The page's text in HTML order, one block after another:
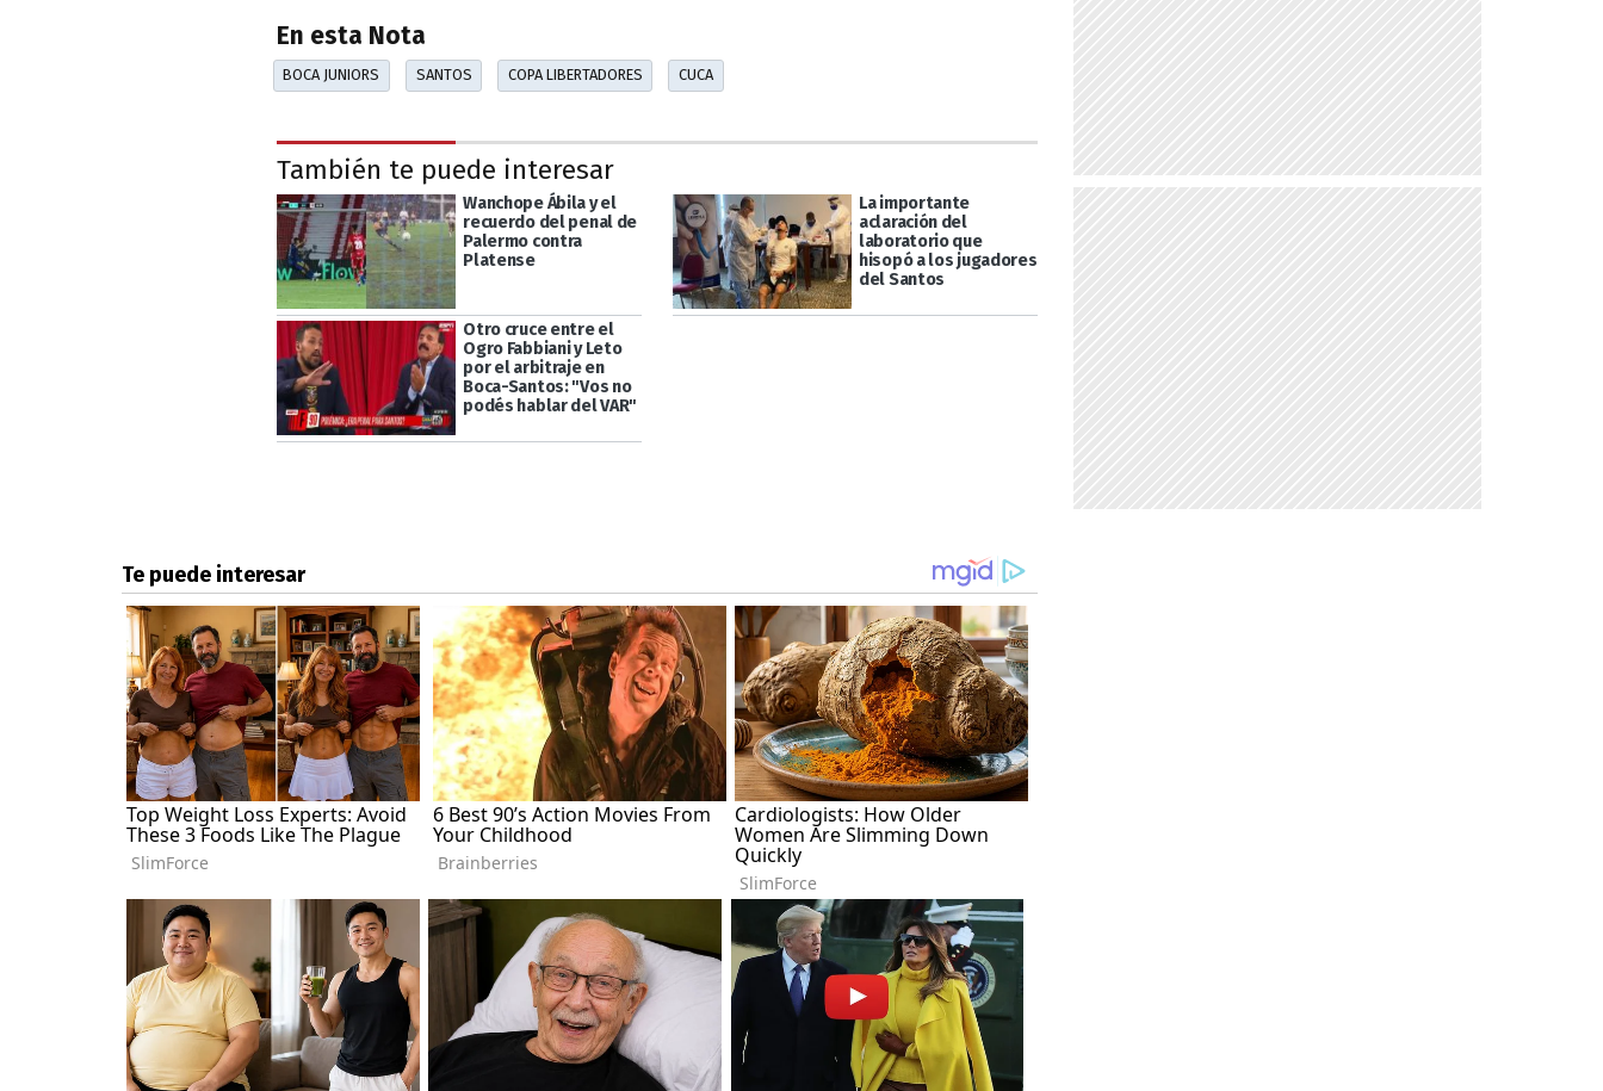
En esta Nota
BOCA JUNIORS SANTOS COPA LIBERTADORES CUCA
También te puede interesar
Wanchope Ábila y el
recuerdo del penal de
Palermo contra
Platense
La importante
aclaración del
laboratorio que
hisopó a los jugadores
del Santos
Otro cruce entre el
Ogro Fabbiani y Leto
por el arbitraje en
Boca-Santos: "Vos no
podés hablar del VAR"